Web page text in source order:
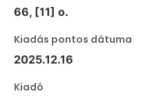
66, [11] o.
Kiadás pontos dátuma
2025.12.16
Kiadó